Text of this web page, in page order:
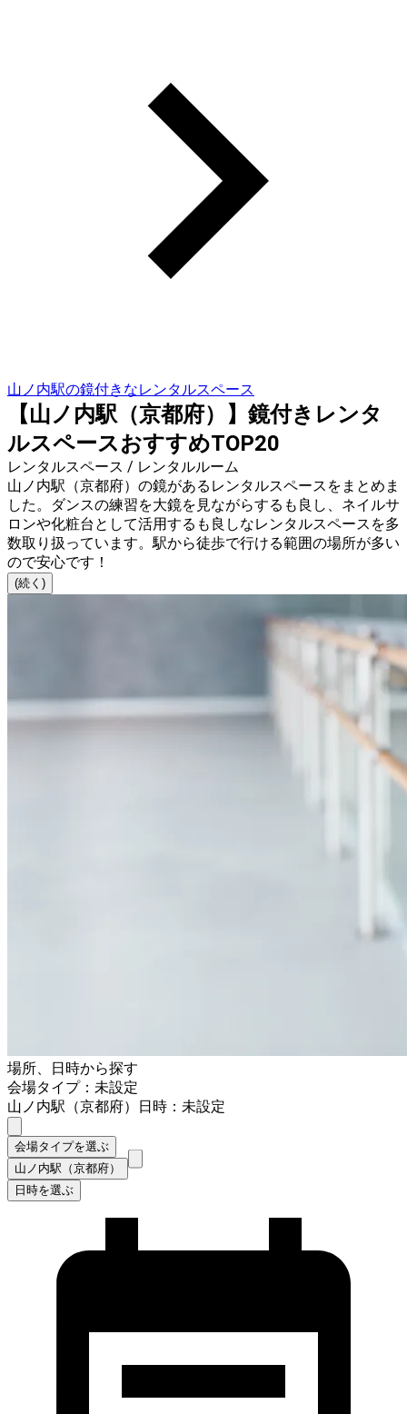
山ノ内駅の鏡付きなレンタルスペース
【山ノ内駅（京都府）】鏡付きレンタ
ルスペースおすすめTOP20
レンタルスペース / レンタルルーム
山ノ内駅（京都府）の鏡があるレンタルスペースをまとめま
した。ダンスの練習を大鏡を見ながらするも良し、ネイルサ
ロンや化粧台として活用するも良しなレンタルスペースを多
数取り扱っています。駅から徒歩で行ける範囲の場所が多い
ので安心です！
(続く)
場所、日時から探す
会場タイプ：未設定
山ノ内駅（京都府）
日時：未設定
会場タイプを選ぶ
山ノ内駅（京都府）
日時を選ぶ